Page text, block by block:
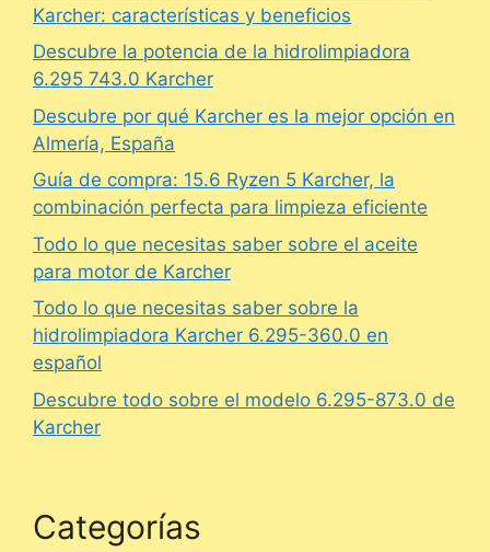
Karcher: características y beneficios
Descubre la potencia de la hidrolimpiadora
6.295 743.0 Karcher
Descubre por qué Karcher es la mejor opción en
Almería, España
Guía de compra: 15.6 Ryzen 5 Karcher, la
combinación perfecta para limpieza eficiente
Todo lo que necesitas saber sobre el aceite
para motor de Karcher
Todo lo que necesitas saber sobre la
hidrolimpiadora Karcher 6.295-360.0 en
español
Descubre todo sobre el modelo 6.295-873.0 de
Karcher
Categorías